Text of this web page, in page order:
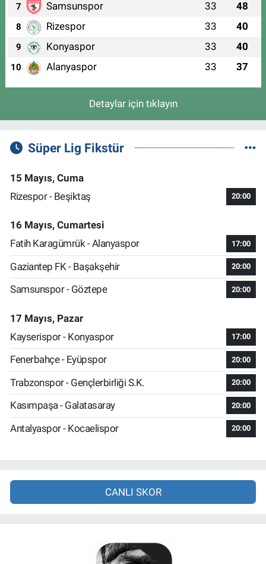
7 Samsunspor 33 48
8 Rizespor 33 40
9 Konyaspor 33 40
10 Alanyaspor 33 37
Detaylar için tıklayın
Süper Lig Fikstür
15 Mayıs, Cuma
Rizespor - Beşiktaş
20:00
16 Mayıs, Cumartesi
Fatih Karagümrük - Alanyaspor
17:00
Gaziantep FK - Başakşehir 20:00
Samsunspor - Göztepe 20:00
17 Mayıs, Pazar
Kayserispor - Konyaspor
17:00
Fenerbahçe - Eyüpspor 20:00
Trabzonspor - Gençlerbirliği S.K. 20:00
Kasımpaşa - Galatasaray 20:00
Antalyaspor - Kocaelispor 20:00
CANLI SKOR